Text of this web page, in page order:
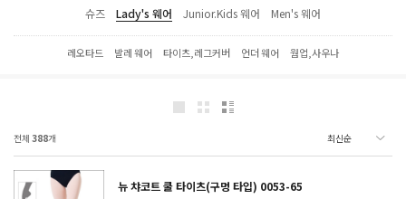
슈즈 Lady's 웨어 Junior.Kids 웨어 Men's 웨어
레오타드 발레 웨어 타이츠,레그커버 언더 웨어 웜업,사우나
전체 388개
뉴 챠코트 쿨 타이츠(구멍 타입) 0053-65